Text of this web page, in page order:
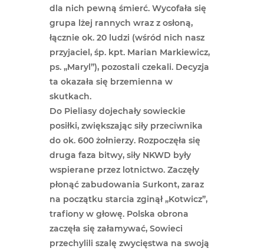
dla nich pewną śmierć. Wycofała się
grupa lżej rannych wraz z osłoną,
łącznie ok. 20 ludzi (wśród nich nasz
przyjaciel, śp. kpt. Marian Markiewicz,
ps. „Maryl”), pozostali czekali. Decyzja
ta okazała się brzemienna w
skutkach.
Do Pieliasy dojechały sowieckie
posiłki, zwiększając siły przeciwnika
do ok. 600 żołnierzy. Rozpoczęła się
druga faza bitwy, siły NKWD były
wspierane przez lotnictwo. Zaczęły
płonąć zabudowania Surkont, zaraz
na początku starcia zginął „Kotwicz”,
trafiony w głowę. Polska obrona
zaczęła się załamywać, Sowieci
przechylili szalę zwycięstwa na swoją